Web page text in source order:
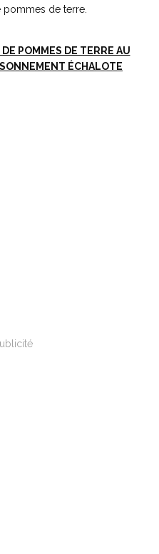
de terre.
POMMES DE TERRE AU
ÉCHALOTE